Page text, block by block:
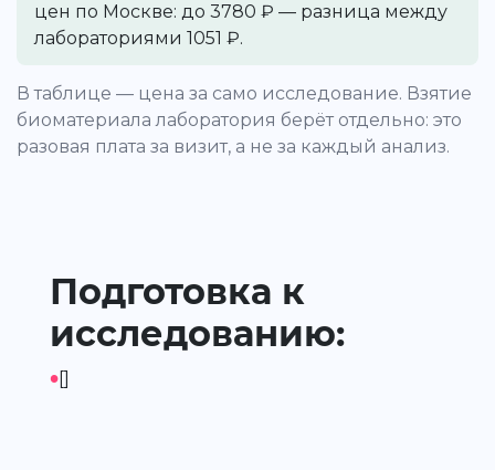
цен по Москве: до 3780 ₽ — разница между
лабораториями 1051 ₽.
В таблице — цена за само исследование. Взятие
биоматериала лаборатория берёт отдельно: это
разовая плата за визит, а не за каждый анализ.
Подготовка к
исследованию:
•[]